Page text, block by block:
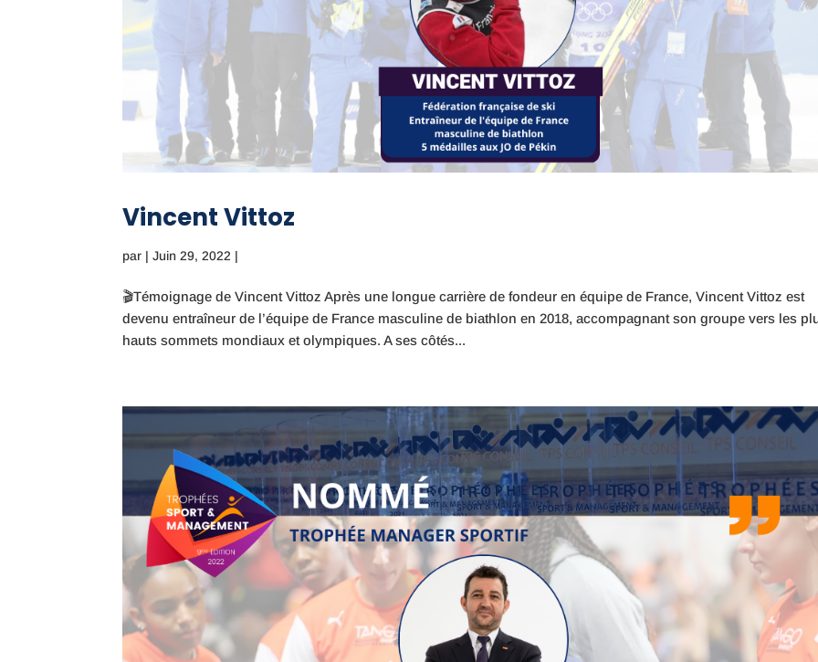
Vincent Vittoz
par |Juin 29, 2022 |
🎬Témoignage de Vincent Vittoz Après une longue carrière de fondeur en équipe de France, Vincent Vittoz est
devenu entraîneur de l’équipe de France masculine de biathlon en 2018, accompagnant son groupe vers les
hauts sommets mondiaux et olympiques. A ses côtés...